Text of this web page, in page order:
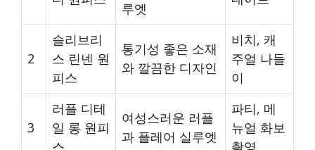
루엣
2
슬리브리
스 린넨 원
피스
통기성 좋은 소재
와 깔끔한 디자인
비치, 캐
주얼 나들
이
3
러플 디테
일 롱 원피
스
여성스러운 러플
과 플레어 실루엣
파티, 메
뉴얼 화보
촬영